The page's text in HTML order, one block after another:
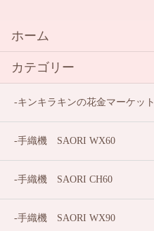
ホーム
カテゴリー
キンキラキンの花金マーケット
手織機 SAORI WX60
手織機 SAORI CH60
手織機 SAORI WX90